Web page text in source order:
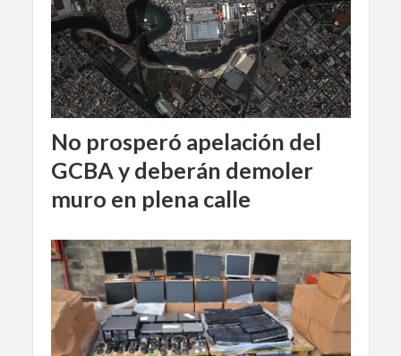
No prosperó apelación del
GCBA y deberán demoler
muro en plena calle